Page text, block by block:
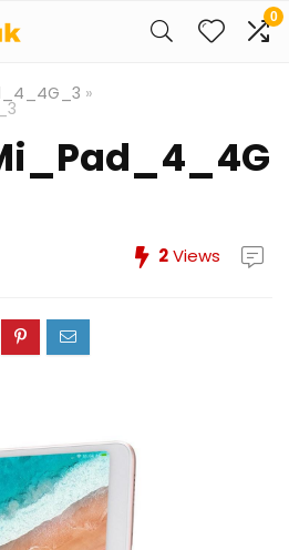
0
»
2Views